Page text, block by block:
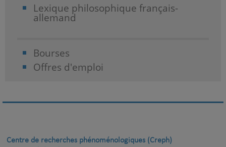
Lexique philosophique français-
allemand
Bourses
Offres d'emploi
Centre de recherches phénoménologiques (Creph)